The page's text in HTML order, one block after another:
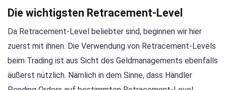
Die wichtigsten Retracement-Level
Da Retracement-Level beliebter sind, beginnen wir hier
zuerst mit ihnen. Die Verwendung von Retracement-Levels
beim Trading ist aus Sicht des Geldmanagements ebenfalls
äußerst nützlich. Nämlich in dem Sinne, dass Händler